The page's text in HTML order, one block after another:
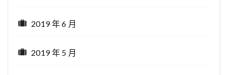
2019 年 6 月
2019 年 5 月